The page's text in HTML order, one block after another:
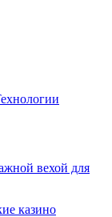
вехой для
казино